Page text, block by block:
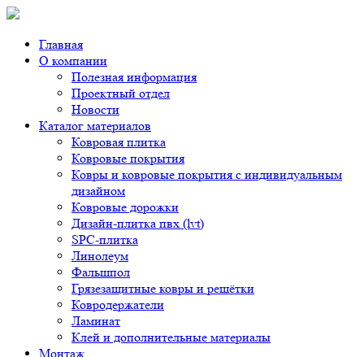
Главная
О компании
Полезная информация
Проектный отдел
Новости
Каталог материалов
Ковровая плитка
Ковровые покрытия
Ковры и ковровые покрытия с индивидуальным
дизайном
Ковровые дорожки
Дизайн-плитка пвх (lvt)
SPC-плитка
Линолеум
Фальшпол
Грязезащитные ковры и решётки
Ковродержатели
Ламинат
Клей и дополнительные материалы
Монтаж